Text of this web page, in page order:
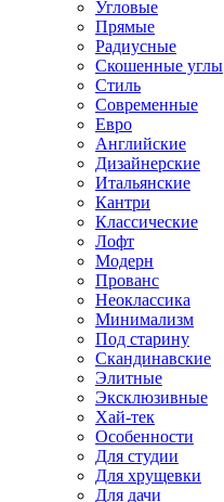
Угловые
Прямые
Радиусные
Скошенные углы
Стиль
Современные
Евро
Английские
Дизайнерские
Итальянские
Кантри
Классические
Лофт
Модерн
Прованс
Неоклассика
Минимализм
Под старину
Скандинавские
Элитные
Эксклюзивные
Хай-тек
Особенности
Для студии
Для хрущевки
Для дачи